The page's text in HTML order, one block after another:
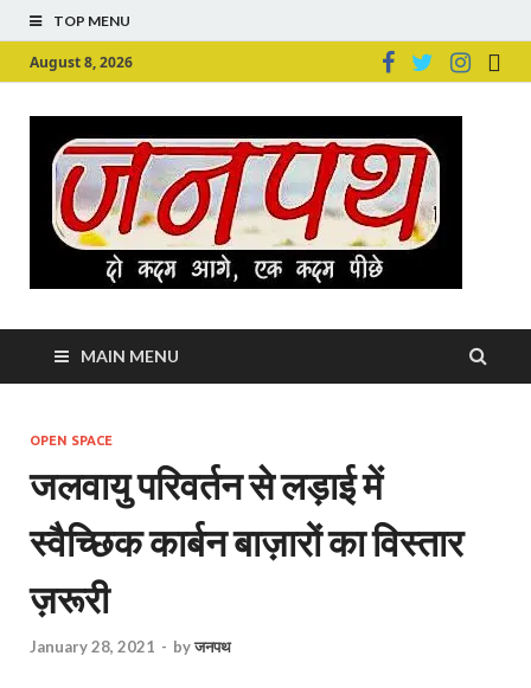
TOP MENU
August 8, 2026
MAIN MENU
OPEN SPACE
जलवायु परिवर्तन से लड़ाई में
स्वैच्छिक कार्बन बाज़ारों का विस्तार
ज़रूरी
January 28, 2021 - byजनपथ